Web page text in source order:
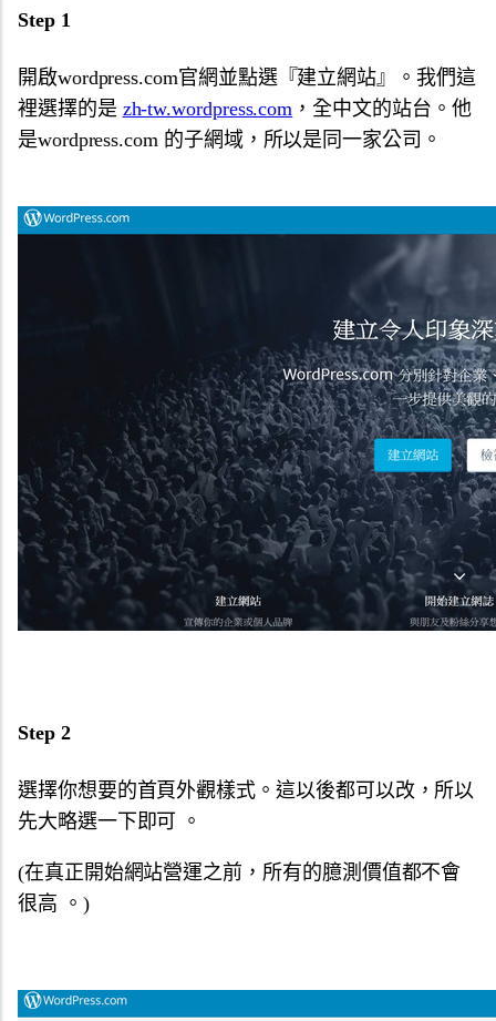
Step 1
開啟wordpress.com官網並點選『建立網站』。我們這
裡選擇的是 zh-tw.wordpress.com ，全中文的站台。他
是wordpress.com 的子網域，所以是同一家公司。
Step 2
選擇你想要的首頁外觀樣式。這以後都可以改，所以
先大略選一下即可 。
(在真正開始網站營運之前，所有的臆測價值都不會
很高 。)